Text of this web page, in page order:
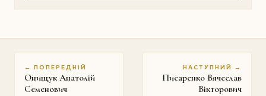
← ПОПЕРЕДНІЙ
Онищук Анатолій
Семенович
НАСТУПНИЙ →
Писаренко Вячеслав
Вікторович